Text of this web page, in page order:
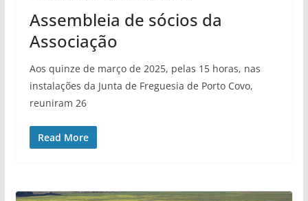
Assembleia de sócios da
Associação
Aos quinze de março de 2025, pelas 15 horas, nas
instalações da Junta de Freguesia de Porto Covo,
reuniram 26
Read More